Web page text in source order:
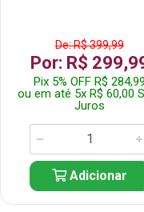
De: R$ 399,99
Por: R$
Pix 5% OFF R$ 284,99
ou em até 5x R$ 60,00
Juros
Adicionar